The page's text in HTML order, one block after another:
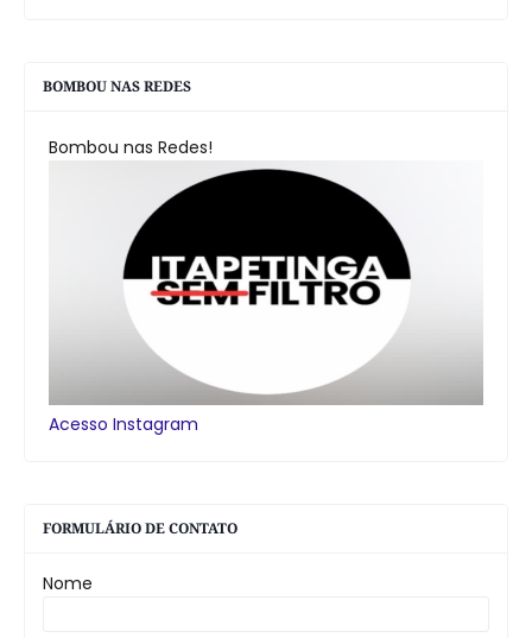
BOMBOU NAS REDES
Bombou nas Redes!
Acesso Instagram
FORMULÁRIO DE CONTATO
Nome